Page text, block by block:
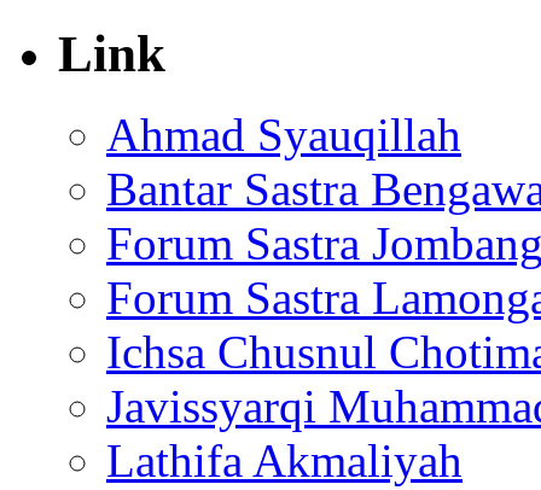
Link
Ahmad Syauqillah
Bantar Sastra
Forum Sastra
Forum Sastra
Ichsa Chusnul
Javissyarqi
Lathifa Akmaliyah